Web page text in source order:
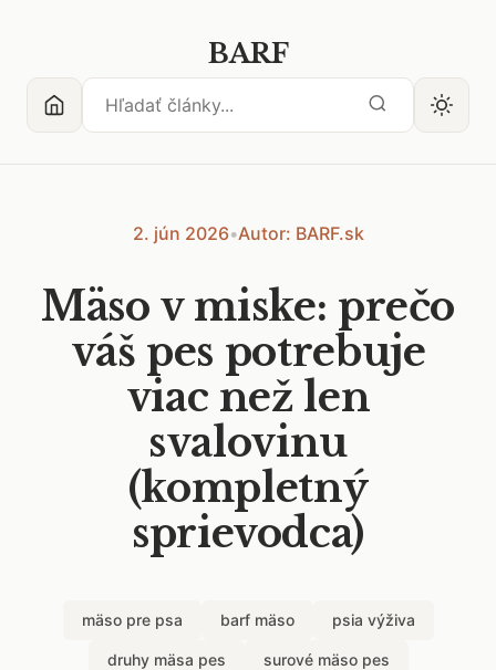
BARF
2. jún 2026•Autor: BARF.sk
Mäso v miske: prečo
váš pes potrebuje
viac než len
svalovinu
(kompletný
sprievodca)
mäso pre psa barf mäso psia výživa
druhy mäsa pes surové mäso pes